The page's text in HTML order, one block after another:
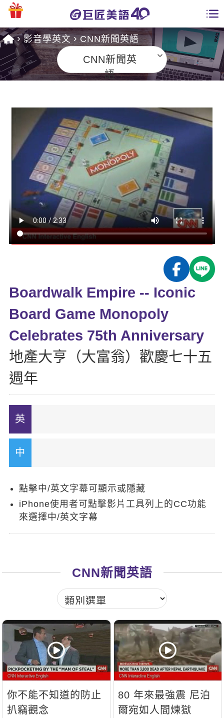
課程總覽
英文課程總表
英文會話
商用英文
英文檢定
TOEIC 多益課程
IELTS 雅思課程
能力養成
自然發音
開口溜英文
旅遊英文
基礎字彙
情境閱讀
英文文法技巧
英文寫作
特色課程
英語俱樂部
ECAM
Let's Talk
日語
韓語
西班牙語
外語即時通
兒童美語
更多
一對一家教
企業訓練
點讀筆教材
數位學習教材
全國分校
免費資源
英文部落格
多益秒學堂
影音學英文
師資團隊
學習分享
學員故事
活動花絮
校園贊助
學員專區
Recruiting
影音學英文 CNN新聞英語
CNN新聞英
語
Boardwalk Empire -- Iconic
Board Game Monopoly
Celebrates 75th Anniversary
地產大亨（大富翁）歡慶七十五
週年
點擊中/英文字幕可顯示或隱藏
iPhone使用者可點擊影片工具列上的CC功能
來選擇中/英文字幕
CNN新聞英語
你不能不知道的防止
扒竊觀念
80 年來最強震 尼泊
爾宛如人間煉獄